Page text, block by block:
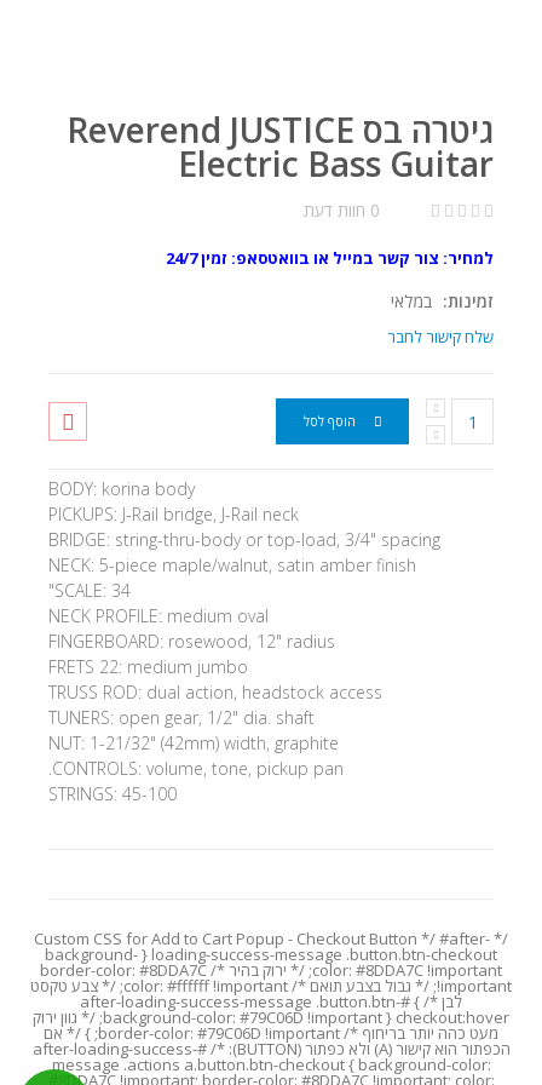
גיטרה בס Reverend JUSTICE
Electric Bass Guitar
0 חוות דעת
למחיר: צור קשר במייל או בוואטסאפ: זמין 24/7
זמינות: במלאי
שלח קישור לחבר
הוסף לסל
BODY: korina body
PICKUPS: J-Rail bridge, J-Rail neck
BRIDGE: string-thru-body or top-load, 3/4" spacing
NECK: 5-piece maple/walnut, satin amber finish
SCALE: 34"
NECK PROFILE: medium oval
FINGERBOARD: rosewood, 12" radius
FRETS 22: medium jumbo
TRUSS ROD: dual action, headstock access
TUNERS: open gear, 1/2" dia. shaft
NUT: 1-21/32" (42mm) width, graphite
CONTROLS: volume, tone, pickup pan.
STRINGS: 45-100
/* Custom CSS for Add to Cart Popup - Checkout Button */ #after-
loading-success-message .button.btn-checkout { background-
color: #8DDA7C !important; /* ירוק בהיר */ border-color: #8DDA7C
!important; /* גבול בצבע תואם */ color: #ffffff !important; /* צבע טקסט
לבן */ } #after-loading-success-message .button.btn-
checkout:hover { background-color: #79C06D !important; /* גוון ירוק
מעט כהה יותר בריחוף */ border-color: #79C06D !important; } /* אם
הכפתור הוא קישור (A) ולא כפתור (BUTTON): */ #after-loading-success-
message .actions a.button.btn-checkout { background-color:
#8DDA7C !important; border-color: #8DDA7C !important; color: